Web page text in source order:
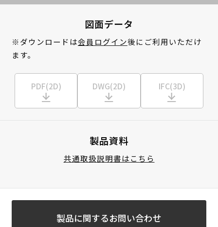
図面データ
※ダウンロードは会員ログイン後にご利用いただけ
ます。
PDF(2D) DWG(2D) IFC(3D)
製品資料
共通取扱説明書はこちら
製品に関するお問い合わせ